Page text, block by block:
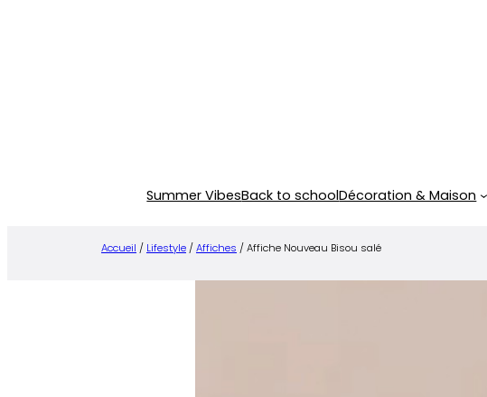
Summer VibesBack to schoolDécoration & Maison
Accueil / Lifestyle /Affiches / Affiche Nouveau Bisou salé